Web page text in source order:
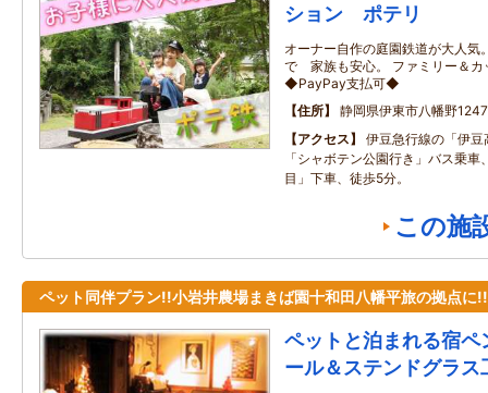
ション ポテリ
オーナー自作の庭園鉄道が大人気
で 家族も安心。 ファミリー＆
◆PayPay支払可◆
住所
静岡県伊東市八幡野
アクセス
伊豆急行線の「伊
「シャボテン公園行き」バス乗車
目」下車、徒歩5分。
この施
ペット同伴プラン!!小岩井農場まきば園十和田八幡平旅の拠点に!!
ペットと泊まれる宿ペ
ール＆ステンドグラス